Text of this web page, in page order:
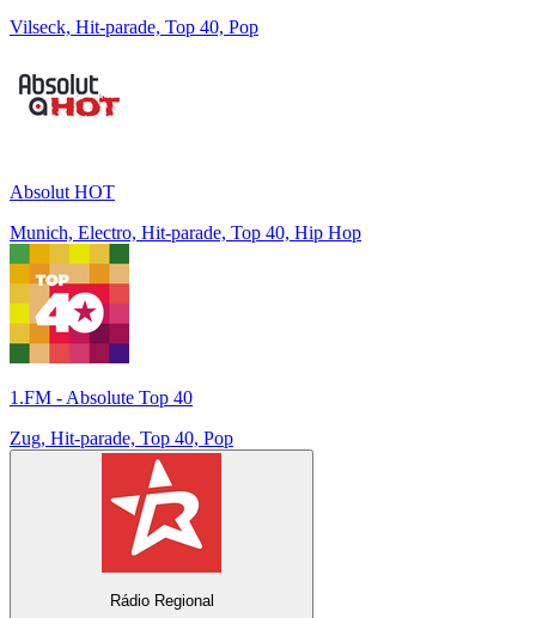
Vilseck, Hit-parade, Top 40, Pop
Absolut HOT
Munich, Electro, Hit-parade, Top 40, Hip Hop
1.FM - Absolute Top 40
Zug, Hit-parade, Top 40, Pop
Rádio Regional